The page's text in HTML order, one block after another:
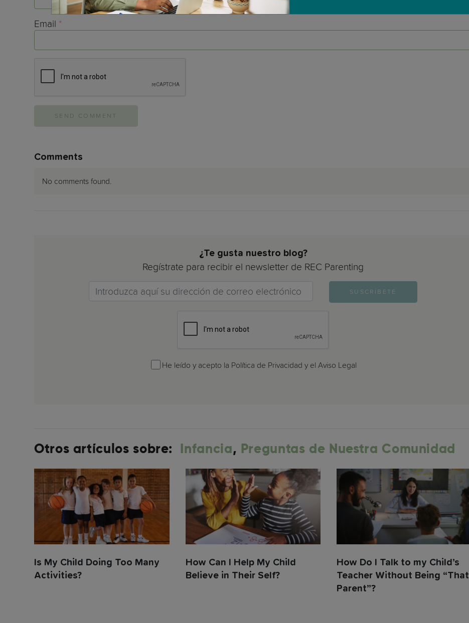
Email *
Comments
No comments found.
¿Te gusta nuestro blog?
Regístrate para recibir el newsletter de REC Parenting
Email>
SUSCRÍBETE
He leído y acepto la Política de Privacidad y el Aviso Legal
Otros artículos sobre: Infancia, Preguntas de Nuestra Comunidad
Is My Child Doing Too Many
Activities?
How Can I Help My Child
Believe in Their Self?
How Do I Talk to my Child’s
Teacher Without Being “That
Parent”?